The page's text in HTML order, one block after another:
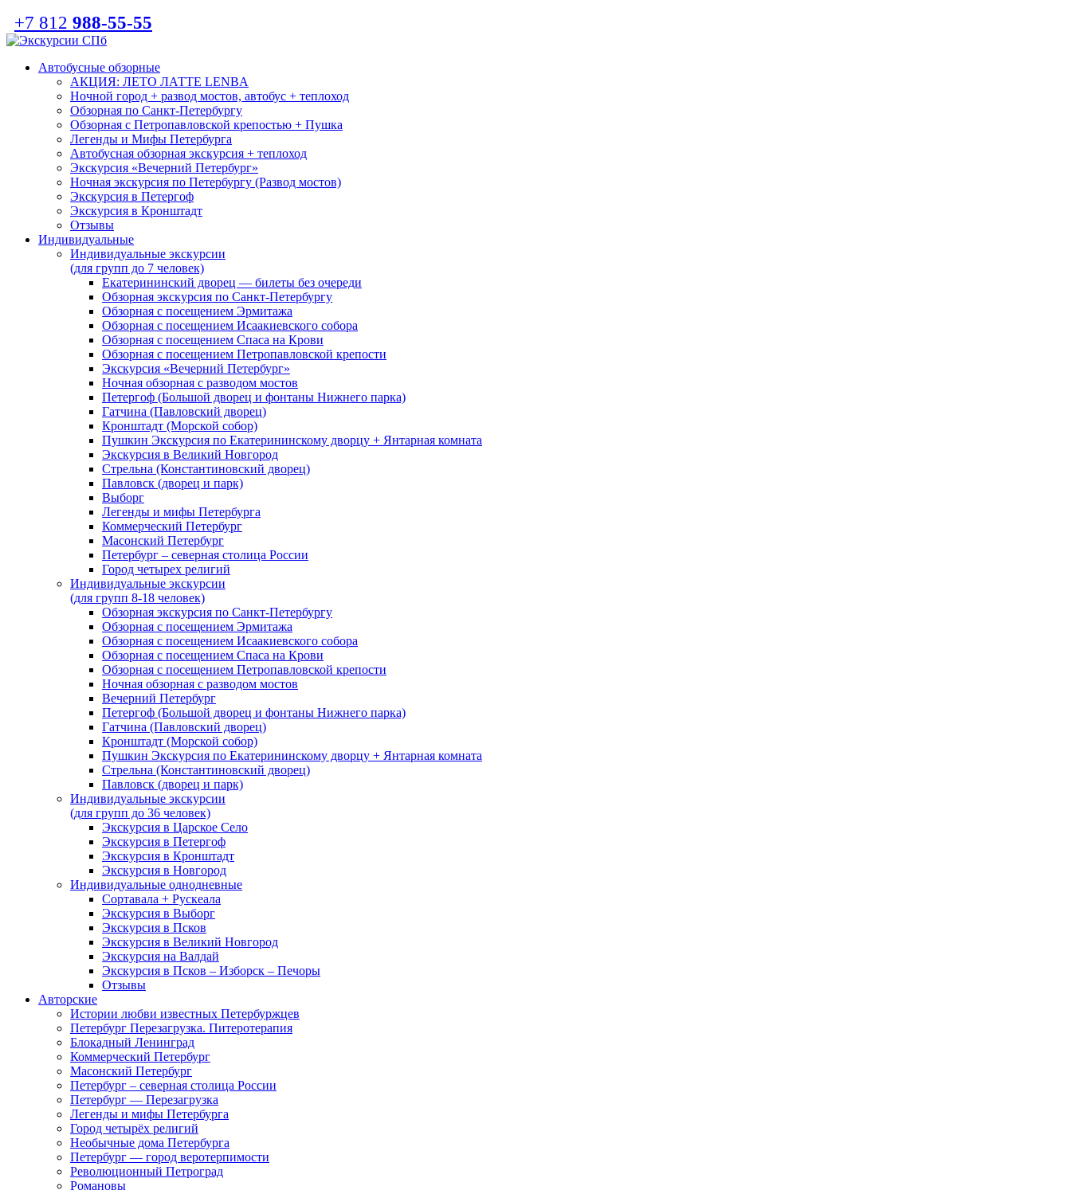
+7 812 988-55-55
Автобусные обзорные
АКЦИЯ: ЛЕТО ЛАТТЕ LENBA
Ночной город + развод мостов, автобус + теплоход
Обзорная по Санкт-Петербургу
Обзорная с Петропавловской крепостью + Пушка
Легенды и Мифы Петербурга
Автобусная обзорная экскурсия + теплоход
Экскурсия «Вечерний Петербург»
Ночная экскурсия по Петербургу (Развод мостов)
Экскурсия в Петергоф
Экскурсия в Кронштадт
Отзывы
Индивидуальные
Индивидуальные экскурсии
(для групп до 7 человек)
Екатерининский дворец — билеты без очереди
Обзорная экскурсия по Санкт-Петербургу
Обзорная с посещением Эрмитажа
Обзорная с посещением Исаакиевского собора
Обзорная с посещением Спаса на Крови
Обзорная с посещением Петропавловской крепости
Экскурсия «Вечерний Петербург»
Ночная обзорная с разводом мостов
Петергоф (Большой дворец и фонтаны Нижнего парка)
Гатчина (Павловский дворец)
Кронштадт (Морской собор)
Пушкин Экскурсия по Екатерининскому дворцу + Янтарная комната
Экскурсия в Великий Новгород
Стрельна (Константиновский дворец)
Павловск (дворец и парк)
Выборг
Легенды и мифы Петербурга
Коммерческий Петербург
Масонский Петербург
Петербург – северная столица России
Город четырех религий
Индивидуальные экскурсии
(для групп 8-18 человек)
Обзорная экскурсия по Санкт-Петербургу
Обзорная с посещением Эрмитажа
Обзорная с посещением Исаакиевского собора
Обзорная с посещением Спаса на Крови
Обзорная с посещением Петропавловской крепости
Ночная обзорная с разводом мостов
Вечерний Петербург
Петергоф (Большой дворец и фонтаны Нижнего парка)
Гатчина (Павловский дворец)
Кронштадт (Морской собор)
Пушкин Экскурсия по Екатерининскому дворцу + Янтарная комната
Стрельна (Константиновский дворец)
Павловск (дворец и парк)
Индивидуальные экскурсии
(для групп до 36 человек)
Экскурсия в Царское Село
Экскурсия в Петергоф
Экскурсия в Кронштадт
Экскурсия в Новгород
Индивидуальные однодневные
Сортавала + Рускеала
Экскурсия в Выборг
Экскурсия в Псков
Экскурсия в Великий Новгород
Экскурсия на Валдай
Экскурсия в Псков – Изборск – Печоры
Отзывы
Авторские
Истории любви известных Петербуржцев
Петербург Перезагрузка. Питеротерапия
Блокадный Ленинград
Коммерческий Петербург
Масонский Петербург
Петербург – северная столица России
Петербург — Перезагрузка
Легенды и мифы Петербурга
Город четырёх религий
Необычные дома Петербурга
Петербург — город веротерпимости
Революционный Петроград
Романовы